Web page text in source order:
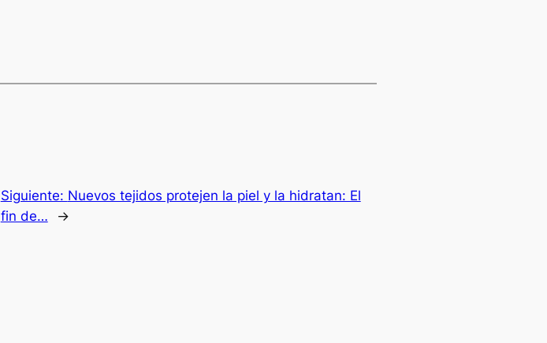
Siguiente: Nuevos tejidos protejen la piel y la hidratan: El
fin de…
→